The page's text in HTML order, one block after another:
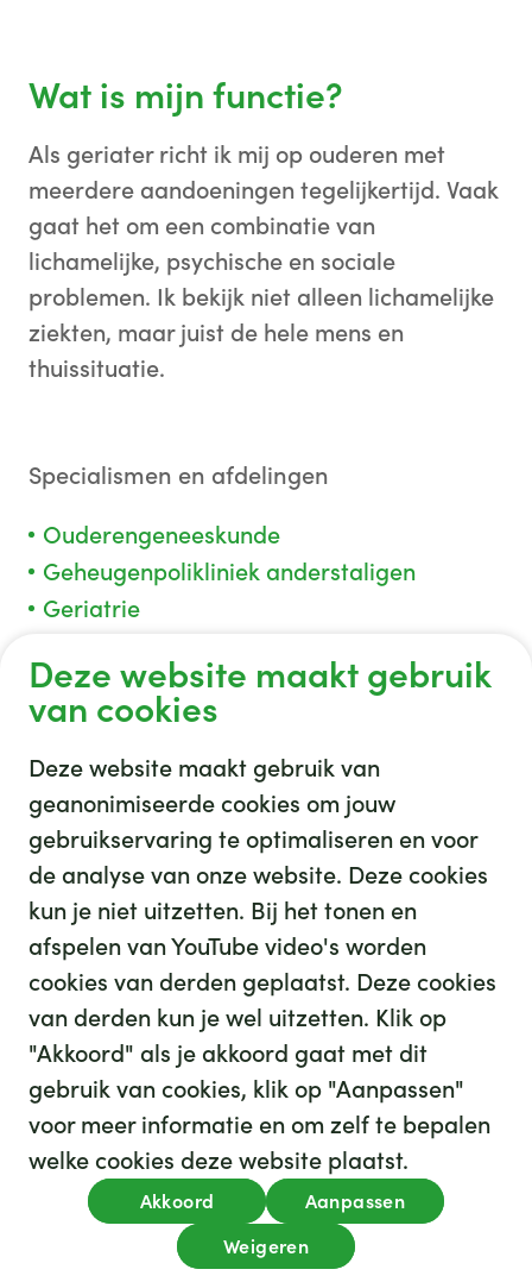
Wat is mijn functie?
Als geriater richt ik mij op ouderen met
meerdere aandoeningen tegelijkertijd. Vaak
gaat het om een combinatie van
lichamelijke, psychische en sociale
problemen. Ik bekijk niet alleen lichamelijke
ziekten, maar juist de hele mens en
thuissituatie.
Specialismen en afdelingen
Ouderengeneeskunde
Geheugenpolikliniek anderstaligen
Geriatrie
Deze website maakt gebruik
van cookies
Deze website maakt gebruik van
geanonimiseerde cookies om jouw
gebruikservaring te optimaliseren en voor
de analyse van onze website. Deze cookies
kun je niet uitzetten. Bij het tonen en
afspelen van YouTube video's worden
cookies van derden geplaatst. Deze cookies
van derden kun je wel uitzetten. Klik op
"Akkoord" als je akkoord gaat met dit
gebruik van cookies, klik op "Aanpassen"
voor meer informatie en om zelf te bepalen
welke cookies deze website plaatst.
Akkoord
Aanpassen
Weigeren
GHZ
We hebben 35 leuke banen voor je
Kijk op werkenbijghz.nl
Privacy
Algemene voorwaarden
Cookies
Disclaimer